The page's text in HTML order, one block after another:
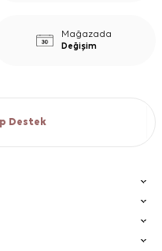
Mağazada
Değişim
Destek